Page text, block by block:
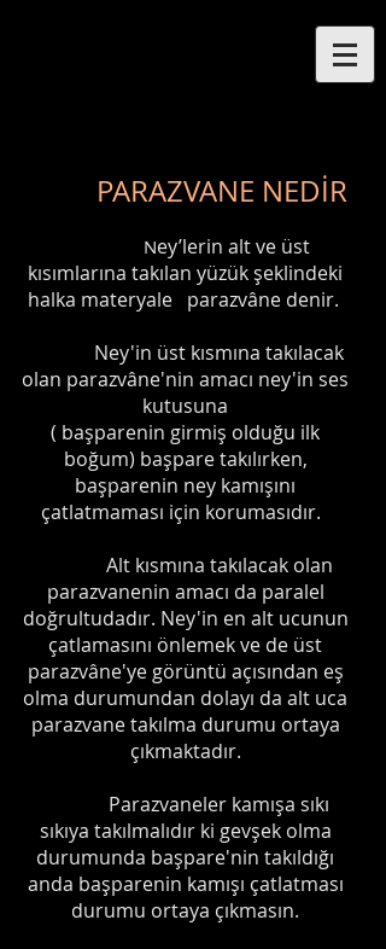
PARAZVANE NEDİR
Ney’lerin alt ve üst
kısımlarına takılan yüzük şeklindeki
halka materyale parazvâne denir.
Ney'in üst kısmına takılacak
olan parazvâne'nin amacı ney'in ses
kutusuna
( başparenin girmiş olduğu ilk
boğum) başpare takılırken,
başparenin ney kamışını
çatlatmaması için korumasıdır.
Alt kısmına takılacak olan
parazvanenin amacı da paralel
doğrultudadır. Ney'in en alt ucunun
çatlamasını önlemek ve de üst
parazvâne'ye görüntü açısından eş
olma durumundan dolayı da alt uca
parazvane takılma durumu ortaya
çıkmaktadır.
Parazvaneler kamışa sıkı
sıkıya takılmalıdır ki gevşek olma
durumunda başpare'nin takıldığı
anda başparenin kamışı çatlatması
durumu ortaya çıkmasın.